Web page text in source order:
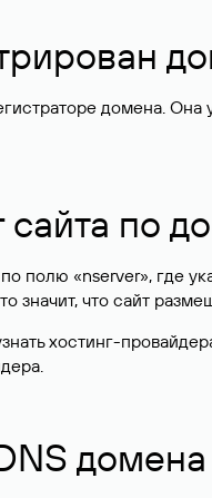
домена. Она
сайта по
полю «nserver», где
значит, что сайт
хостинг-
домена